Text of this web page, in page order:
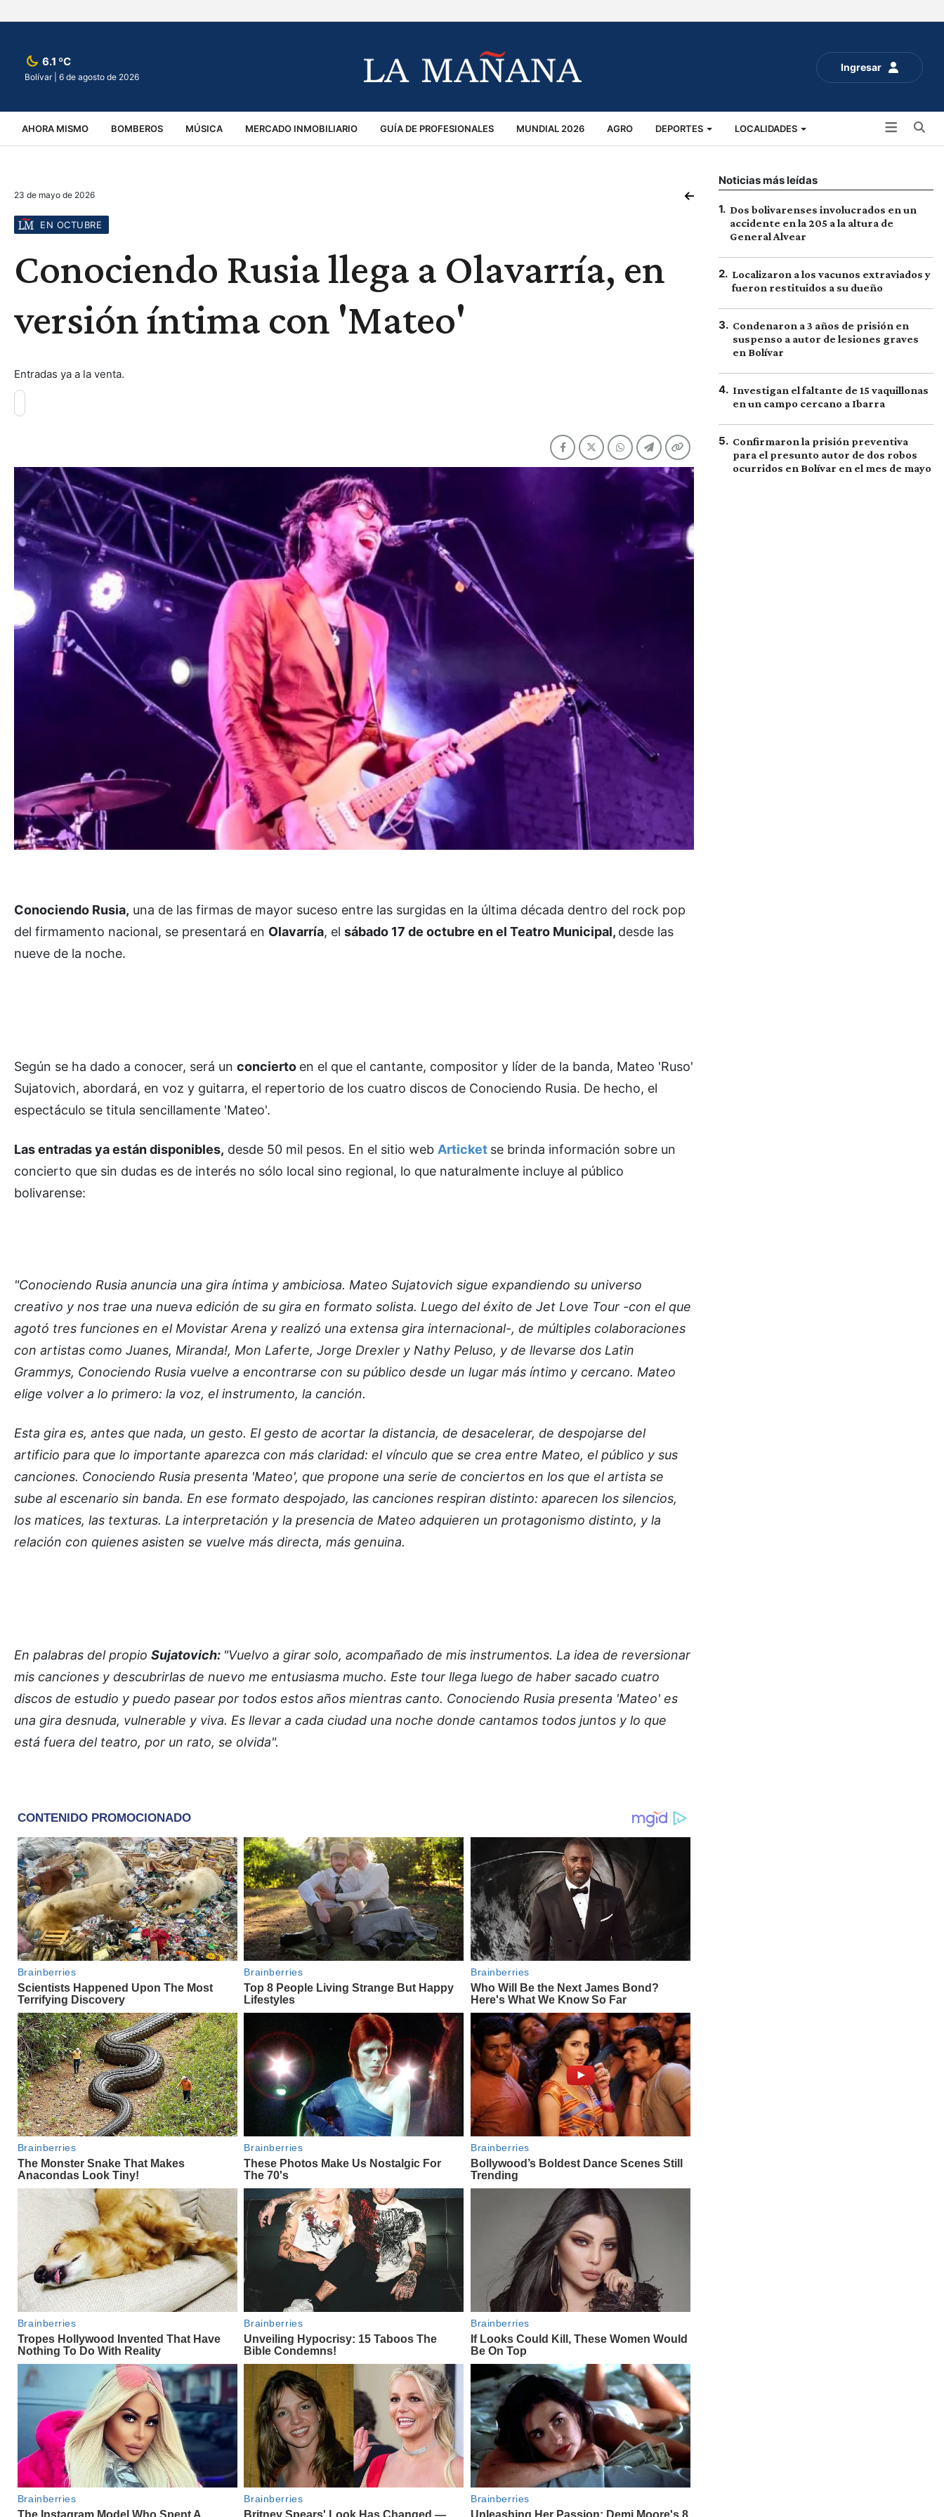
Ingresar
6.1 ºC
Bolívar | 6 de agosto de 2026
AHORA MISMO BOMBEROS MÚSICA MERCADO INMOBILIARIO GUÍA DE PROFESIONALES MUNDIAL 2026 AGRO DEPORTES LOCALIDADES
VIRALES ACCIDENTES
23 de mayo de 2026
EN OCTUBRE
Conociendo Rusia llega a Olavarría, en
versión íntima con 'Mateo'
Entradas ya a la venta.
Conociendo Rusia, una de las firmas de mayor suceso entre las surgidas en la última década dentro del rock pop
del firmamento nacional, se presentará en Olavarría, el sábado 17 de octubre en el Teatro Municipal, desde las
nueve de la noche.
Según se ha dado a conocer, será un concierto en el que el cantante, compositor y líder de la banda, Mateo 'Ruso'
Sujatovich, abordará, en voz y guitarra, el repertorio de los cuatro discos de Conociendo Rusia. De hecho, el
espectáculo se titula sencillamente 'Mateo'.
Las entradas ya están disponibles, desde 50 mil pesos. En el sitio web Articket se brinda información sobre un
concierto que sin dudas es de interés no sólo local sino regional, lo que naturalmente incluye al público
bolivarense:
"Conociendo Rusia anuncia una gira íntima y ambiciosa. Mateo Sujatovich sigue expandiendo su universo
creativo y nos trae una nueva edición de su gira en formato solista. Luego del éxito de Jet Love Tour -con el que
agotó tres funciones en el Movistar Arena y realizó una extensa gira internacional-, de múltiples colaboraciones
con artistas como Juanes, Miranda!, Mon Laferte, Jorge Drexler y Nathy Peluso, y de llevarse dos Latin
Grammys, Conociendo Rusia vuelve a encontrarse con su público desde un lugar más íntimo y cercano. Mateo
elige volver a lo primero: la voz, el instrumento, la canción.
Esta gira es, antes que nada, un gesto. El gesto de acortar la distancia, de desacelerar, de despojarse del
artificio para que lo importante aparezca con más claridad: el vínculo que se crea entre Mateo, el público y sus
canciones. Conociendo Rusia presenta 'Mateo', que propone una serie de conciertos en los que el artista se
sube al escenario sin banda. En ese formato despojado, las canciones respiran distinto: aparecen los silencios,
los matices, las texturas. La interpretación y la presencia de Mateo adquieren un protagonismo distinto, y la
relación con quienes asisten se vuelve más directa, más genuina.
En palabras del propio Sujatovich: "Vuelvo a girar solo, acompañado de mis instrumentos. La idea de reversionar
mis canciones y descubrirlas de nuevo me entusiasma mucho. Este tour llega luego de haber sacado cuatro
discos de estudio y puedo pasear por todos estos años mientras canto. Conociendo Rusia presenta 'Mateo' es
una gira desnuda, vulnerable y viva. Es llevar a cada ciudad una noche donde cantamos todos juntos y lo que
está fuera del teatro, por un rato, se olvida".
Noticias más leídas
1. Dos bolivarenses involucrados en un
accidente en la 205 a la altura de
General Alvear
2. Localizaron a los vacunos extraviados y
fueron restituidos a su dueño
3. Condenaron a 3 años de prisión en
suspenso a autor de lesiones graves
en Bolívar
4. Investigan el faltante de 15 vaquillonas
en un campo cercano a Ibarra
5. Confirmaron la prisión preventiva
para el presunto autor de dos robos
ocurridos en Bolívar en el mes de mayo